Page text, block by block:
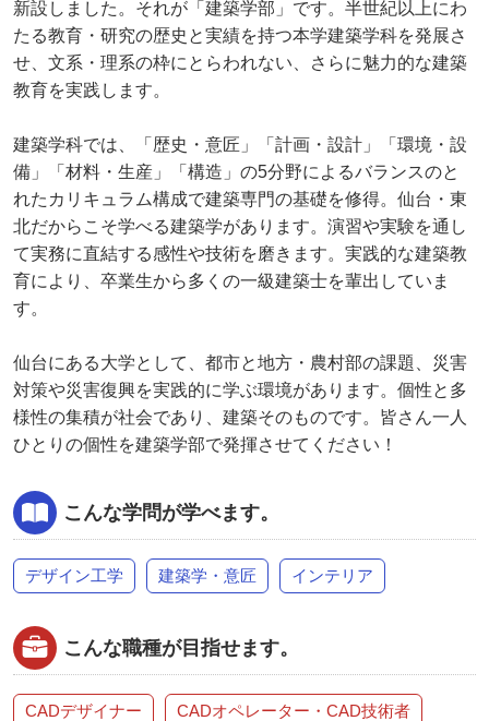
新設しました。それが「建築学部」です。半世紀以上にわ
たる教育・研究の歴史と実績を持つ本学建築学科を発展さ
せ、文系・理系の枠にとらわれない、さらに魅力的な建築
教育を実践します。
建築学科では、「歴史・意匠」「計画・設計」「環境・設
備」「材料・生産」「構造」の5分野によるバランスのと
れたカリキュラム構成で建築専門の基礎を修得。仙台・東
北だからこそ学べる建築学があります。演習や実験を通し
て実務に直結する感性や技術を磨きます。実践的な建築教
育により、卒業生から多くの一級建築士を輩出していま
す。
仙台にある大学として、都市と地方・農村部の課題、災害
対策や災害復興を実践的に学ぶ環境があります。個性と多
様性の集積が社会であり、建築そのものです。皆さん一人
ひとりの個性を建築学部で発揮させてください！
こんな学問が学べます。
デザイン工学 建築学・意匠 インテリア
こんな職種が目指せます。
CADデザイナー CADオペレーター・CAD技術者